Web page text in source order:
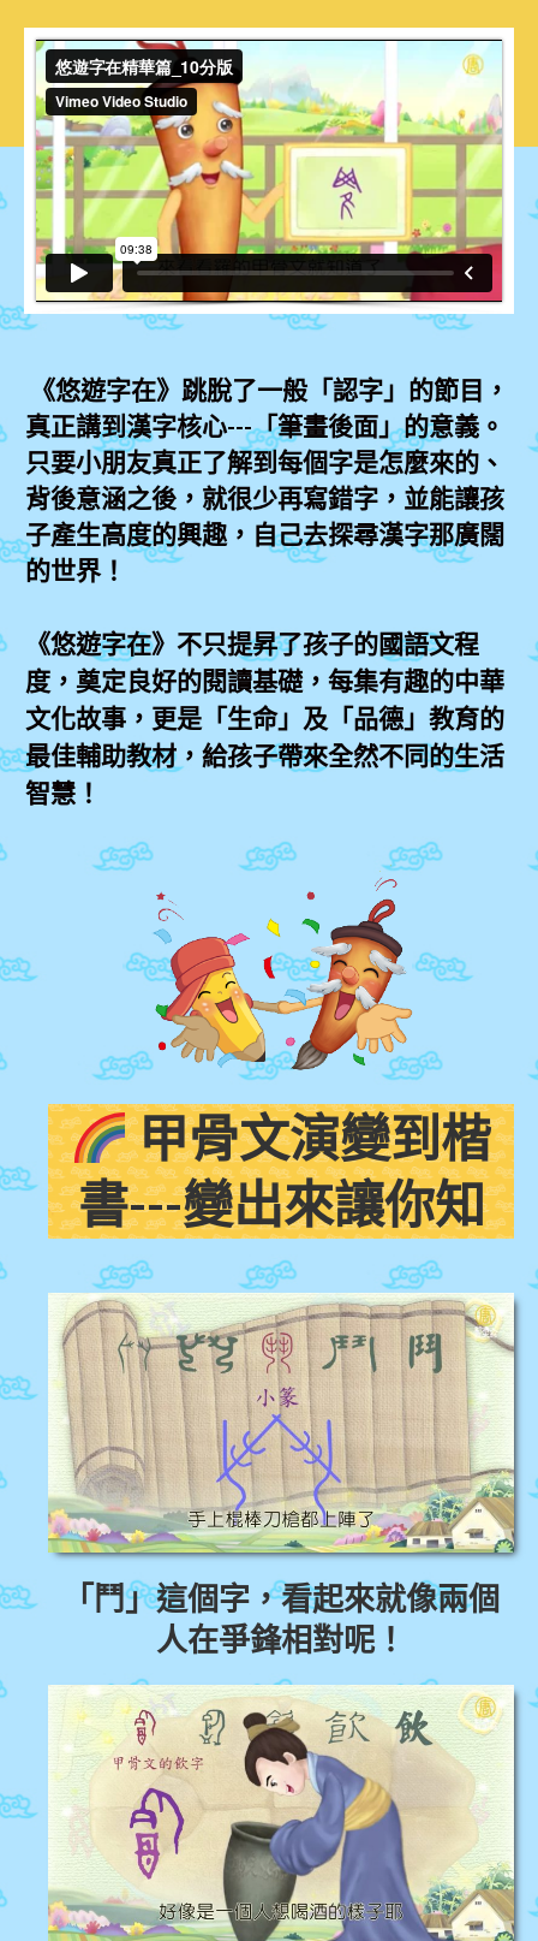
《悠遊字在》跳脫了一般「認字」的節目，
真正講到漢字核心---「筆畫後面」的意義。
只要小朋友真正了解到每個字是怎麼來的、
背後意涵之後，就很少再寫錯字，並能讓孩
子產生高度的興趣，自己去探尋漢字那廣闊
的世界！
《悠遊字在》不只提昇了孩子的國語文程
度，奠定良好的閱讀基礎，每集有趣的中華
文化故事，更是「生命」及「品德」教育的
最佳輔助教材，給孩子帶來全然不同的生活
智慧！
甲骨文演變到楷
書---變出來讓你知
「鬥」這個字，看起來就像兩個
人在爭鋒相對呢！